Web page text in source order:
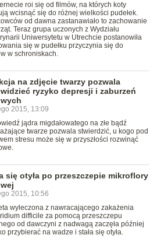
roi się od filmów, na których koty
wcisnąć się do różnej wielkości pudełek.
od dawna zastanawiało to zachowanie
Teraz grupa uczonych z Wydziału
Uniwersytetu w Utrechcie postanowiła
się w pudełku przyczynia się do
w schroniskach.
na zdjęcie twarzy pozwala
ryzyko depresji i zaburzeń
2015, 13:09
jądra migdałowatego na złe bądź
twarze pozwala stwierdzić, u kogo pod
stresu może się w przyszłości rozwinąć
się otyła po przeszczepie mikroflory
2015, 10:56
wyleczona z nawracającego zakażenia
difficile za pomocą przeszczepu
od dawczyni z nadwagą zaczęła później
przybierać na wadze i stała się otyła.